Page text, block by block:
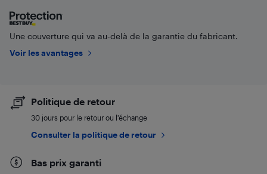
Une couverture qui va au-delà de la garantie du fabricant.
Voir les avantages
Politique de retour
30 jours pour le retour ou l’échange
Consulter la politique de retour
Bas prix garanti